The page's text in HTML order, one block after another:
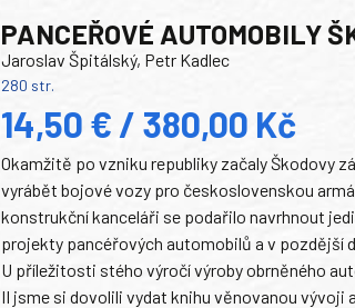
PANCEŘOVÉ AUTOMOBILY
Jaroslav Špitálský, Petr Kadlec
280 str.
14,50 € / 380,00 Kč
Okamžitě po vzniku republiky začaly Škodovy
vyrábět bojové vozy pro československou
konstrukční kanceláři se podařilo navrhnout
projekty pancéřových automobilů a v pozdější
U příležitosti stého výročí výroby obrněného
II jsme si dovolili vydat knihu věnovanou vývoji